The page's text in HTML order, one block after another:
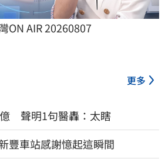
ON AIR 20260807
更多
聲明1句醫轟：太瞎
豐車站感謝憶起這瞬間